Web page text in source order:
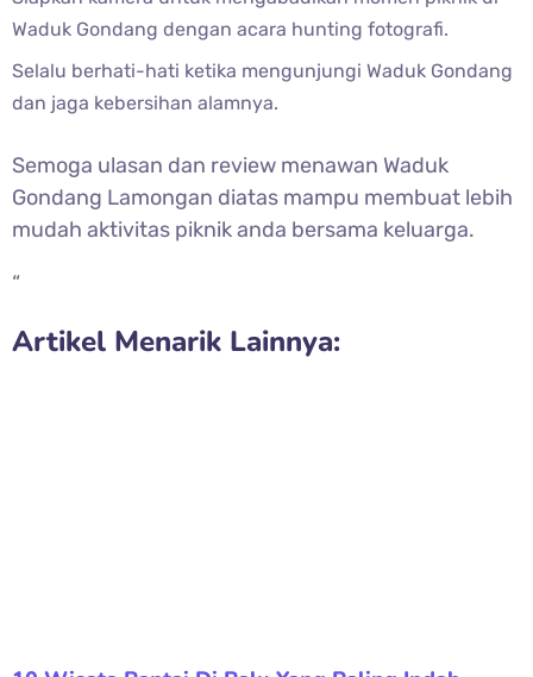
Waduk Gondang dengan acara hunting fotografi.
Selalu berhati-hati ketika mengunjungi Waduk Gondang
dan jaga kebersihan alamnya.
Semoga ulasan dan review menawan Waduk
Gondang Lamongan diatas mampu membuat lebih
mudah aktivitas piknik anda bersama keluarga.
“
Artikel Menarik Lainnya: